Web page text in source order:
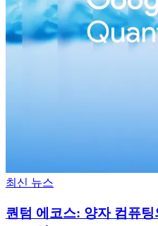
최신 뉴스
퀀텀 에코스: 양자 컴퓨